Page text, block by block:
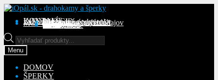
Preskočiť
navigáciu
Preskočiť
obsah
KONTAKT
INFORMÁCIE
Obchodné podmienky
Reklamačný poriadok
Ochrana osobných údajov
MÔJ ÚČETObjednávky
Adresy
Detaily účtu
Na stiahnutie
Products
search
Menu
DOMOV
ŠPERKY